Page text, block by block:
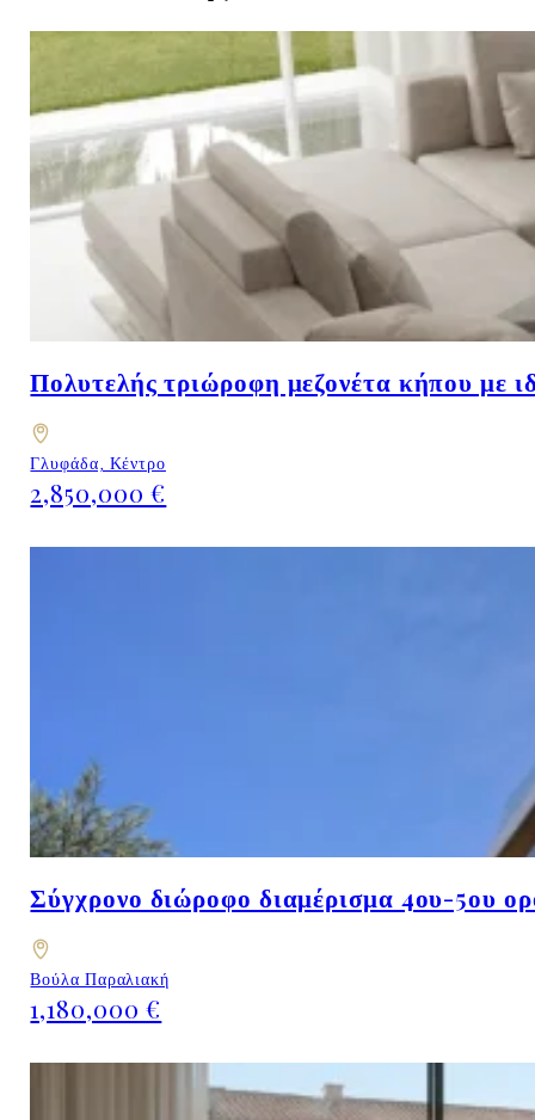
Πολυτελής τριώροφη μεζονέτα κήπου με
Γλυφάδα, Κέντρο
2,850,000 €
Σύγχρονο διώροφο διαμέρισμα 4ου-5ου
Βούλα Παραλιακή
1,180,000 €